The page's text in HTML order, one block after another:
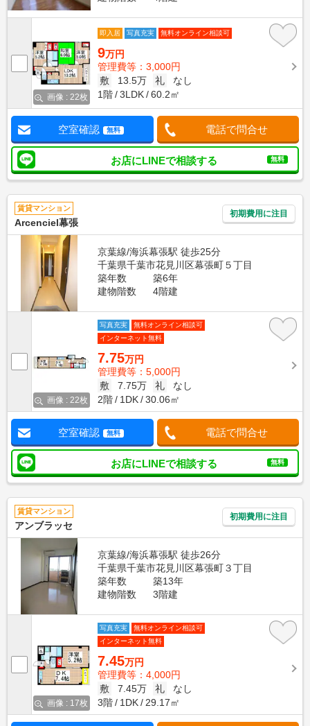
画像 : 22枚
即入居 写真充実 無料オンライン相談可
9万円
管理費等：3,000円
敷
13.5万 礼
なし
1階
3LDK 60.2㎡
空室確認 無料 電話で問合せ
お店にLINEで相談する 無料
賃貸マンション
Arcenciel幕張
初期費用に注目
京葉線/海浜幕張駅 徒歩25分
千葉県千葉市花見川区幕張町５丁目
築年数
築6年
建物階数
4階建
画像 : 22枚
写真充実
無料オンライン相談可
インターネット無料
7.75万円
管理費等：5,000円
敷
7.75万 礼
なし
2階
1DK 30.06㎡
空室確認 無料 電話で問合せ
お店にLINEで相談する 無料
賃貸マンション
アンブラッセ
初期費用に注目
京葉線/海浜幕張駅 徒歩26分
千葉県千葉市花見川区幕張町３丁目
築年数
築13年
建物階数
3階建
画像 : 17枚
写真充実
無料オンライン相談可
インターネット無料
7.45万円
管理費等：4,000円
敷
7.45万 礼
なし
3階
1DK 29.17㎡